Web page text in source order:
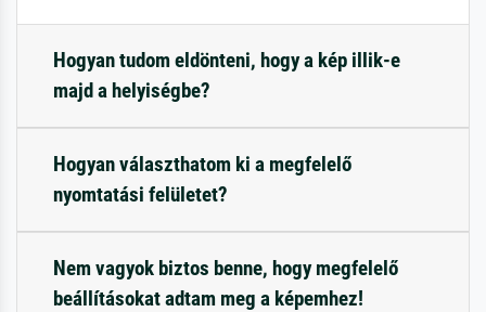
Hogyan tudom eldönteni, hogy a kép illik-e
majd a helyiségbe?
Hogyan választhatom ki a megfelelő
nyomtatási felületet?
Nem vagyok biztos benne, hogy megfelelő
beállításokat adtam meg a képemhez!